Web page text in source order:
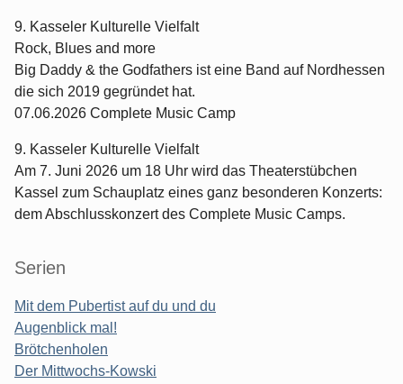
9. Kasseler Kulturelle Vielfalt
Rock, Blues and more
Big Daddy & the Godfathers ist eine Band auf Nordhessen
die sich 2019 gegründet hat.
07.06.2026 Complete Music Camp
9. Kasseler Kulturelle Vielfalt
Am 7. Juni 2026 um 18 Uhr wird das Theaterstübchen
Kassel zum Schauplatz eines ganz besonderen Konzerts:
dem Abschlusskonzert des Complete Music Camps.
Serien
Mit dem Pubertist auf du und du
Augenblick mal!
Brötchenholen
Der Mittwochs-Kowski